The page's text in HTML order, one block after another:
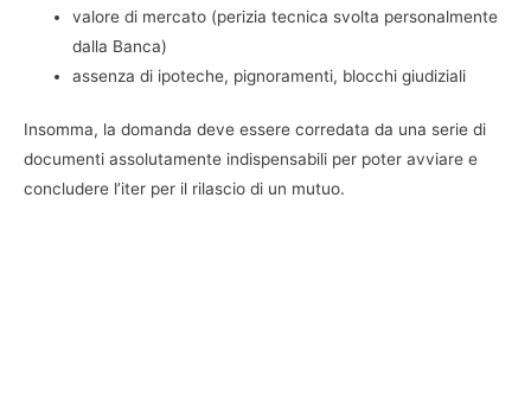
valore di mercato (perizia tecnica svolta personalmente
dalla Banca)
assenza di ipoteche, pignoramenti, blocchi giudiziali
Insomma, la domanda deve essere corredata da una serie di
documenti assolutamente indispensabili per poter avviare e
concludere l’iter per il rilascio di un mutuo.